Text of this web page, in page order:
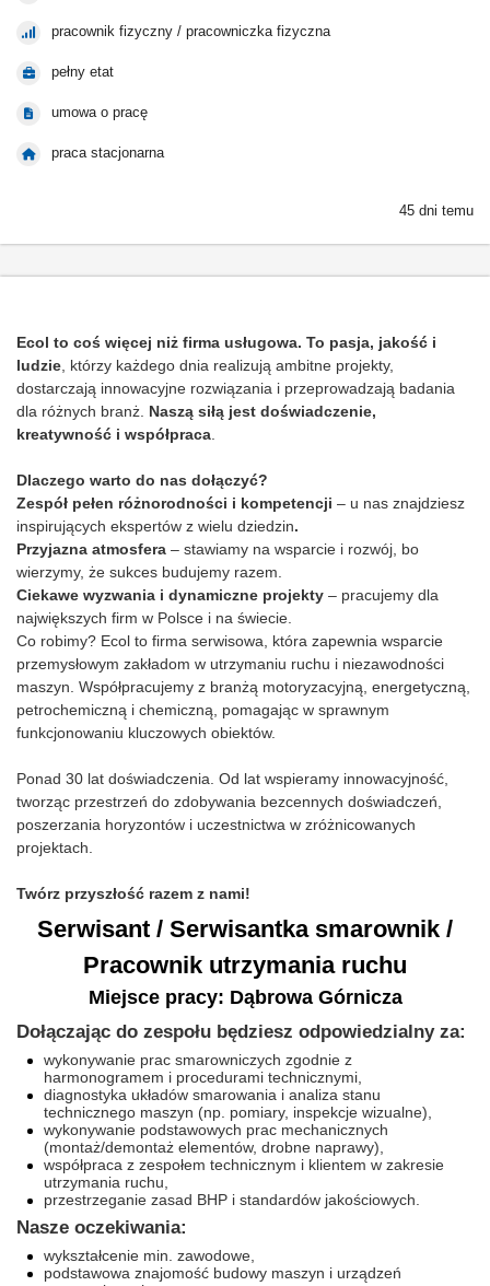
pracownik fizyczny / pracowniczka fizyczna
pełny etat
umowa o pracę
praca stacjonarna
45 dni temu
Ecol to coś więcej niż firma usługowa. To pasja, jakość i
ludzie , którzy każdego dnia realizują ambitne projekty,
dostarczają innowacyjne rozwiązania i przeprowadzają badania
dla różnych branż. Naszą siłą jest doświadczenie,
kreatywność i współpraca
Dlaczego warto do nas dołączyć?
Zespół pełen różnorodności i kompetencji – u nas znajdziesz
inspirujących ekspertów z wielu dziedzin.
Przyjazna atmosfera – stawiamy na wsparcie i rozwój, bo
wierzymy, że sukces budujemy razem.
Ciekawe wyzwania i dynamiczne projekty – pracujemy dla
największych firm w Polsce i na świecie.
Co robimy? Ecol to firma serwisowa, która zapewnia wsparcie
przemysłowym zakładom w utrzymaniu ruchu i niezawodności
maszyn. Współpracujemy z branżą motoryzacyjną, energetyczną,
petrochemiczną i chemiczną, pomagając w sprawnym
funkcjonowaniu kluczowych obiektów.
Ponad 30 lat doświadczenia. Od lat wspieramy innowacyjność,
tworząc przestrzeń do zdobywania bezcennych doświadczeń,
poszerzania horyzontów i uczestnictwa w zróżnicowanych
projektach.
Twórz przyszłość razem z nami!
Serwisant / Serwisantka smarownik /
Pracownik utrzymania ruchu
Miejsce pracy: Dąbrowa Górnicza
Dołączając do zespołu będziesz odpowiedzialny za:
wykonywanie prac smarowniczych zgodnie z
harmonogramem i procedurami technicznymi,
diagnostyka układów smarowania i analiza stanu
technicznego maszyn (np. pomiary, inspekcje wizualne),
wykonywanie podstawowych prac mechanicznych
(montaż/demontaż elementów, drobne naprawy),
współpraca z zespołem technicznym i klientem w zakresie
utrzymania ruchu,
przestrzeganie zasad BHP i standardów jakościowych.
Nasze oczekiwania:
wykształcenie min. zawodowe,
podstawowa znajomość budowy maszyn i urządzeń